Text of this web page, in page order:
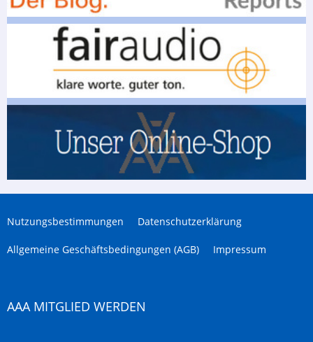
Nutzungsbestimmungen Datenschutzerklärung
Allgemeine Geschäftsbedingungen (AGB) Impressum
AAA MITGLIED WERDEN